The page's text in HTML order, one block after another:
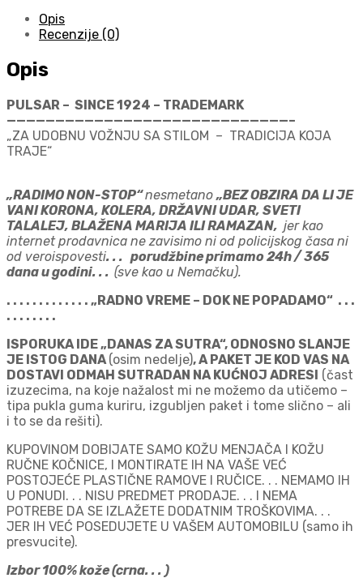
Opis
Recenzije (0)
Opis
PULSAR – SINCE 1924 – TRADEMARK
—————————————————————————————–
„ZA UDOBNU VOŽNJU SA STILOM – TRADICIJA KOJA
TRAJE“
„RADIMO NON-STOP“nesmetano „BEZ OBZIRA DA LI JE
VANI KORONA, KOLERA, DRŽAVNI UDAR, SVETI
TALALEJ, BLAŽENA MARIJA ILI RAMAZAN, jer kao
internet prodavnica ne zavisimo ni od policijskog časa ni
od veroispovesti. . . porudžbine primamo 24h / 365
dana u godini. . . (sve kao u Nemačku).
. . . . . . . . . . . . . „RADNO VREME – DOK NE POPADAMO“ . . .
. . . . . . . .
ISPORUKA IDE „DANAS ZA SUTRA“, ODNOSNO SLANJE
JE ISTOG DANA (osim nedelje), A PAKET JE KOD VAS NA
DOSTAVI ODMAH SUTRADAN NA KUĆNOJ ADRESI (čast
izuzecima, na koje nažalost mi ne možemo da utičemo –
tipa pukla guma kuriru, izgubljen paket i tome slično – ali
i to se da rešiti).
KUPOVINOM DOBIJATE SAMO KOŽU MENJAČA I KOŽU
RUČNE KOČNICE, I MONTIRATE IH NA VAŠE VEĆ
POSTOJEĆE PLASTIČNE RAMOVE I RUČICE. . . NEMAMO IH
U PONUDI. . . NISU PREDMET PRODAJE. . . I NEMA
POTREBE DA SE IZLAŽETE DODATNIM TROŠKOVIMA. . .
JER IH VEĆ POSEDUJETE U VAŠEM AUTOMOBILU (samo ih
presvucite).
Izbor 100% kože (crna. . . )